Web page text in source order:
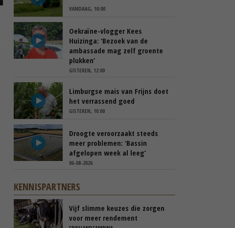
VANDAAG, 10:00
Oekraïne-vlogger Kees
Huizinga: ‘Bezoek van de
ambassade mag zelf groente
plukken’
GISTEREN, 12:00
Limburgse mais van Frijns doet
het verrassend goed
GISTEREN, 10:00
Droogte veroorzaakt steeds
meer problemen: ‘Bassin
afgelopen week al leeg’
06-08-2026
KENNISPARTNERS
Vijf slimme keuzes die zorgen
voor meer rendement